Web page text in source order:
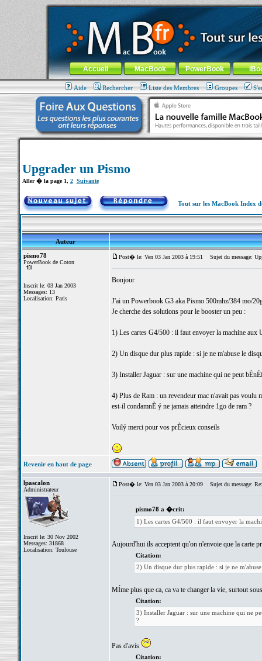
MacBook-fr.com : 100% Apple... 100% nomade !
Aller au contenu-Aller au menu général-Aller au menu de
Menu général
Accueil MacBook PowerBook
Aide Rechercher Liste des Membres Groupes
Upgrader un Pismo
Aller � la page 1, 2 Suivante
Tout sur les MacBook Index
Auteur
pismo78
PowerBook de Coton
Inscrit le: 03 Jan 2003
Messages: 13
Localisation: Paris
Post� le: Ven 03 Jan 2003 à 19:51 Sujet du message:
Bonjour
J'ai un Powerbook G3 aka Pismo 500mhz/384 mo/
Je cherche des solutions pour le booster un peu :
1) Les cartes G4/500 : il faut envoyer la machine aux
2) Un disque dur plus rapide : si je ne m'abuse le
3) Installer Jaguar : sur une machine qui ne peut
4) Plus de Ram : un revendeur mac n'avait pas voulu
est-il condamnÈ ý ne jamais atteindre 1go de ram ?
Voilý merci pour vos prÈcieux conseils
Revenir en haut de page
lpascalon
Administrateur
Inscrit le: 30 Nov 2002
Messages: 31868
Localisation: Toulouse
Post� le: Ven 03 Jan 2003 à 20:09 Sujet du message:
pismo78 a �crit:
1) Les cartes G4/500 : il faut envoyer la
Aujourd'hui ils acceptent qu'on n'envoie que la carte
Citation:
2) Un disque dur plus rapide : si je ne
MÍme plus que ca, ca va te changer la vie, surtout
Citation:
3) Installer Jaguar : sur une machine qui ne
?
Pas d'avis
Citation: